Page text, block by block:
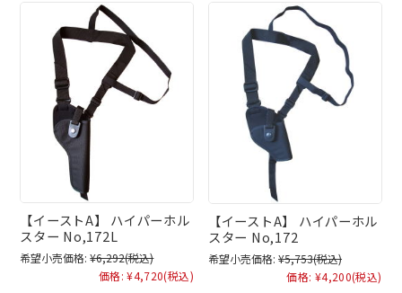
【イーストA】 ハイパーホル
スター No,172L
希望小売価格: ¥6,292(税込)
価格: ¥4,720(税込)
【イーストA】 ハイパーホル
スター No,172
希望小売価格: ¥5,753(税込)
価格: ¥4,200(税込)